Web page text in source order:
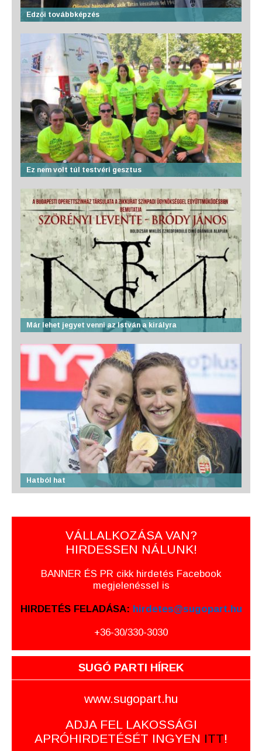
Edzői továbbképzés
Ez nem volt túl testvéri gesztus
Már lehet jegyet venni az István a királyra
Hatból hat
VÁLLALKOZÁSA VAN?
HIRDESSEN NÁLUNK!
BANNER ÉS PR cikk hirdetés Facebook
megjelenéssel is
HIRDETÉS FELADÁSA: hirdetes@sugopart.hu
+36-30/330-3030
SUGÓ PARTI HÍREK
www.sugopart.hu
ADJA FEL LAKOSSÁGI
APRÓHIRDETÉSÉT INGYEN ITT!